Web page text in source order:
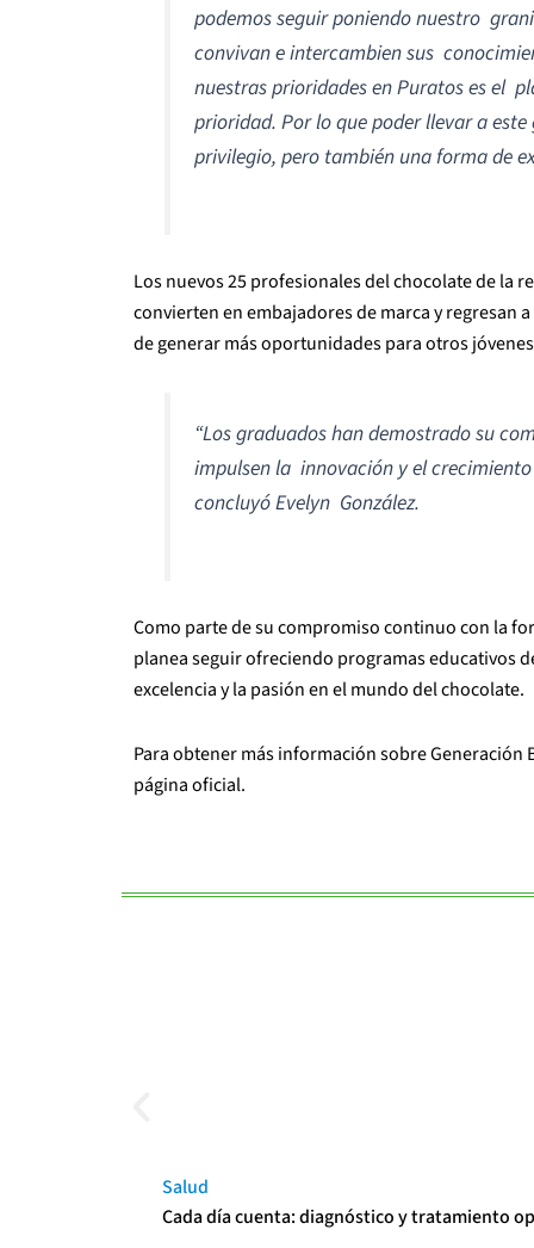
podemos seguir poniendo nuestro
convivan e intercambien sus
nuestras prioridades en Puratos es el
prioridad. Por lo que poder llevar a
privilegio, pero también una forma de
Los nuevos 25 profesionales del chocolate de la
convierten en embajadores de marca y regresan
de generar más oportunidades para otros
“Los graduados han demostrado su
impulsen la innovación y el crecimiento
concluyó Evelyn González.
Como parte de su compromiso continuo con la
planea seguir ofreciendo programas educativos
excelencia y la pasión en el mundo del chocolate.
Para obtener más información sobre
página oficial.
Salud
Cada día cuenta: diagnóstico y tratamiento